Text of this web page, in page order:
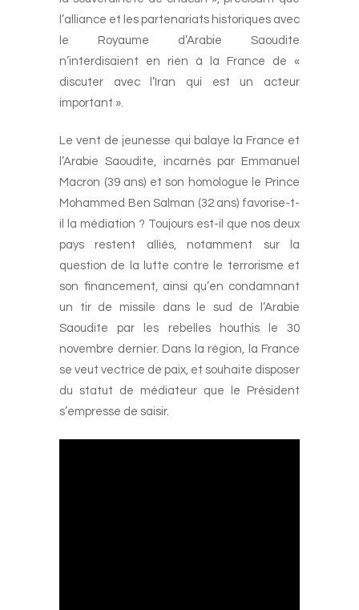
l’alliance et les partenariats historiques avec
le Royaume d’Arabie Saoudite
n’interdisaient en rien à la France de «
discuter avec l’Iran qui est un acteur
important ».
Le vent de jeunesse qui balaye la France et
l’Arabie Saoudite, incarnés par Emmanuel
Macron (39 ans) et son homologue le Prince
Mohammed Ben Salman (32 ans) favorise-t-
il la médiation ? Toujours est-il que nos deux
pays restent alliés, notamment sur la
question de la lutte contre le terrorisme et
son financement, ainsi qu’en condamnant
un tir de missile dans le sud de l’Arabie
Saoudite par les rebelles houthis le 30
novembre dernier. Dans la région, la France
se veut vectrice de paix, et souhaite disposer
du statut de médiateur que le Président
s’empresse de saisir.